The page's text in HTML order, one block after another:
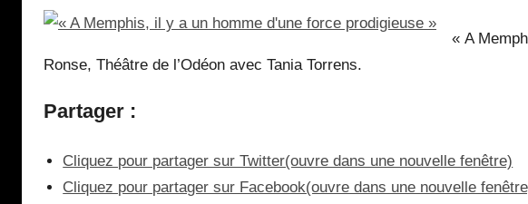
« A
Ronse, Théâtre de l’Odéon avec Tania Torrens.
Partager :
Cliquez pour partager sur Twitter(ouvre dans une nouvelle fenêtre)
Cliquez pour partager sur Facebook(ouvre dans une nouvelle